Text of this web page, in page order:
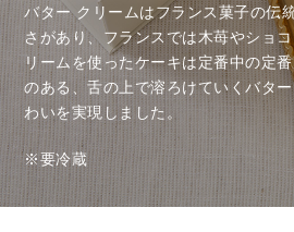
バター クリームはフランス菓子の伝
さがあり、フランスでは木苺やショ
リームを使ったケーキは定番中の定
のある、舌の上で溶ろけていくバタ
わいを実現しました。
※要冷蔵